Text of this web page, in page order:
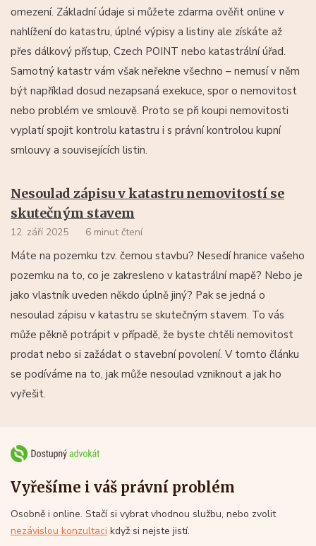
omezení. Základní údaje si můžete zdarma ověřit online v
nahlížení do katastru, úplné výpisy a listiny ale získáte až
přes dálkový přístup, Czech POINT nebo katastrální úřad.
Samotný katastr vám však neřekne všechno – nemusí v něm
být například dosud nezapsaná exekuce, spor o nemovitost
nebo problém ve smlouvě. Proto se při koupi nemovitosti
vyplatí spojit kontrolu katastru i s právní kontrolou kupní
smlouvy a souvisejících listin.
Nesoulad zápisu v katastru nemovitostí se
skutečným stavem
12. září 2025 6 minut čtení
Máte na pozemku tzv. černou stavbu? Nesedí hranice vašeho
pozemku na to, co je zakresleno v katastrální mapě? Nebo je
jako vlastník uveden někdo úplně jiný? Pak se jedná o
nesoulad zápisu v katastru se skutečným stavem. To vás
může pěkně potrápit v případě, že byste chtěli nemovitost
prodat nebo si zažádat o stavební povolení. V tomto článku
se podíváme na to, jak může nesoulad vzniknout a jak ho
vyřešit.
Vyřešíme i váš právní problém
Osobně i online. Stačí si vybrat vhodnou službu, nebo zvolit
nezávislou konzultaci když si nejste jistí.